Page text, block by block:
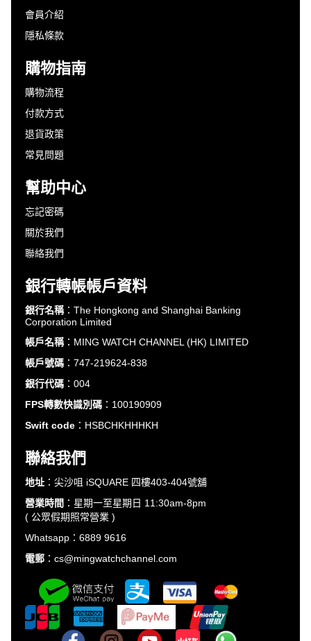
會員介紹
隱私條款
購物指南
購物流程
付款方式
退貨政策
常見問題
幫助中心
忘記密碼
關於我們
聯絡我們
銀行轉帳帳戶資料
銀行名稱：The Hongkong and Shanghai Banking
Corporation Limited
帳戶名稱：MING WATCH CHANNEL (HK) LIMITED
帳戶號碼 ：747-219624-838
銀行代碼 ：004
FPS轉數快識別碼 ：100190909
Swift code ：HSBCHKHHHKH
聯絡我們
地址 ：尖沙咀 iSQUARE 四樓403-404號舖
營業時間 ：星期一至星期日 11:30am-8pm
( 公眾假期照常營業 )
Whatsapp：6889 9616
電郵 ：cs@mingwatchchannel.com